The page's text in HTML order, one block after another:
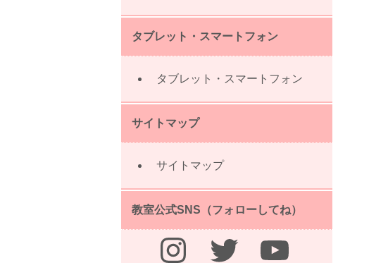
タブレット・スマートフォン
タブレット・スマートフォン
サイトマップ
サイトマップ
教室公式SNS（フォローしてね）
Instagram Twitter YouTube